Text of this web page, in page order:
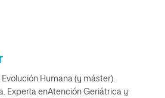
Humana (y máster).
Experta enAtención Geriátrica y